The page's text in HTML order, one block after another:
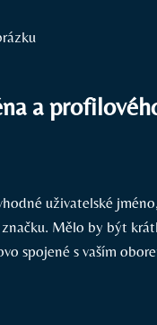
a
uživatelské
Mělo by být
spojené s vaším